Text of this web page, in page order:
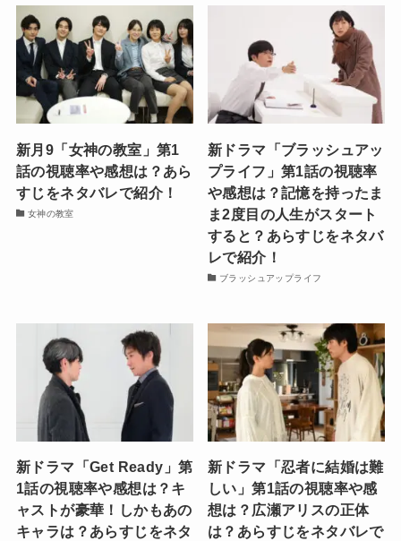
新月9「女神の教室」第1
話の視聴率や感想は？あら
すじをネタバレで紹介！
女神の教室
新ドラマ「ブラッシュアッ
プライフ」第1話の視聴率
や感想は？記憶を持ったま
ま2度目の人生がスタート
すると？あらすじをネタバ
レで紹介！
ブラッシュアップライフ
新ドラマ「Get Ready」第
1話の視聴率や感想は？キ
ャストが豪華！しかもあの
キャラは？あらすじをネタ
新ドラマ「忍者に結婚は難
しい」第1話の視聴率や感
想は？広瀬アリスの正体
は？あらすじをネタバレで